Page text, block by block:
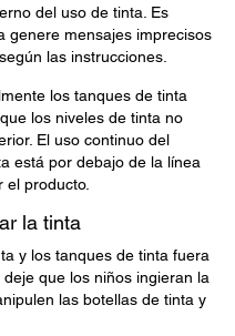
del uso de tinta. Es
genere mensajes imprecisos
las instrucciones.
los tanques de tinta
los niveles de tinta no
El uso continuo del
está por debajo de la línea
el producto.
la tinta
y los tanques de tinta fuera
que los niños ingieran la
las botellas de tinta y